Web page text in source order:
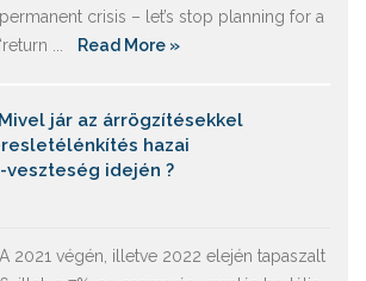
permanent crisis – let’s stop planning for a
‘return ...
Read More »
jár az árrögzítésekkel
hazai
idején ?
A 2021 végén, illetve 2022 elején tapaszalt